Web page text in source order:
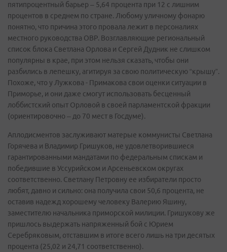
пятипроцентный барьер – 5,64 процента при 12 с лишним
процентов в среднем по стране. Любому уличному фонарю
понятно, что причина этого провала лежит в персоналиях
местного руководства ОВР. Возглавляющие региональный
список блока Светлана Орлова и Сергей Дудник не слишком
популярны в крае, при этом нельзя сказать, чтобы они
разбились в лепешку, агитируя за свою политическую “крышу”.
Похоже, что у Лужкова - Примакова свои оценки ситуации в
Приморье, и они даже смогут использовать бесценный
лоббистский опыт Орловой в своей парламентской фракции
(ориентировочно – до 70 мест в Госдуме).
Аплодисментов заслуживают матерые коммунисты Светлана
Горячева и Владимир Гришуков, не удовлетворившиеся
гарантированными мандатами по федеральным спискам и
победившие в Уссурийском и Арсеньевском округах
соответственно. Светлану Петровну ее избиратели просто
любят, давно и сильно: она получила свои 50,6 процента, не
оставив надежд хорошему человеку Валерию Яшину,
заместителю начальника приморской милиции. Гришукову же
пришлось выдержать напряженный бой с Юрием
Серебряковым, отставшим в итоге всего лишь на три десятых
процента (25,02 и 24,71 соответственно).